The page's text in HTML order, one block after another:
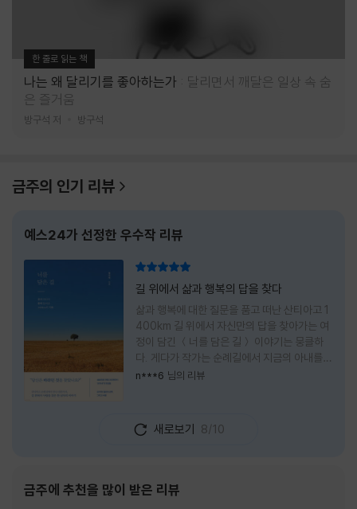
한 줄로 읽는 책
나는 왜 달리기를 좋아하는가
달리면서 깨달은 일상 속 숨
은 즐거움
방구석 저 방구석
금주의 인기 리뷰
예스24가 선정한 우수작 리뷰
길 위에서 삶과 행복의 답을 찾다
삶과 행복에 대한 질문을 품고 떠난 산티아고 1
400km 길 위에서 자신만의 답을 찾아가는 여
정이 담긴 ＜너를 담은 길＞ 이야기는 뭉클하
다. 게다가 작가는 순례길에서 지금의 아내를
만나 여행 로맨스의 정석인 '비포 선라이즈'를
에 작가가 소개한 다양한 도서들의 문장들을 만
나는 것 역시 읽기의 또다른 즐거움이었다. 여
누구이며어느 순간 행복을 느끼는지 질문하며
길을 떠나려고 마음 먹는 순간들을 적어내려간
n***6 님의 리뷰
새로보기 8/10
금주에 추천을 많이 받은 리뷰